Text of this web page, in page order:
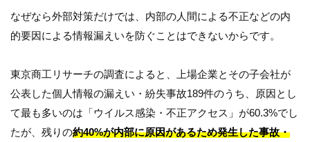
なぜなら外部対策だけでは、内部の人間による不正などの内
的要因による情報漏えいを防ぐことはできないからです。
東京商工リサーチの調査によると、上場企業とその子会社が
公表した個人情報の漏えい・紛失事故189件のうち、原因とし
て最も多いのは「ウイルス感染・不正アクセス」が60.3%でし
たが、残りの約40%が内部に原因があるため発生した事故・